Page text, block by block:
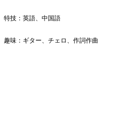
特技：英語、中国語
趣味：ギター、チェロ、作詞作曲